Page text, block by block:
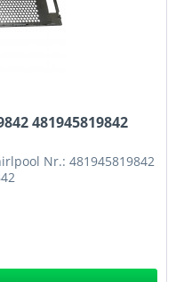
481945819842
Nr.: 481945819842